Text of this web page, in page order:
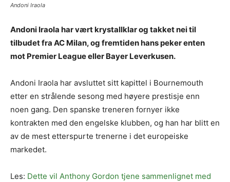
Andoni Iraola
Andoni Iraola har vært krystallklar og takket nei til
tilbudet fra AC Milan, og fremtiden hans peker enten
mot Premier League eller Bayer Leverkusen.
Andoni Iraola har avsluttet sitt kapittel i Bournemouth
etter en strålende sesong med høyere prestisje enn
noen gang. Den spanske treneren fornyer ikke
kontrakten med den engelske klubben, og han har blitt en
av de mest etterspurte trenerne i det europeiske
markedet.
Les: Dette vil Anthony Gordon tjene sammenlignet med